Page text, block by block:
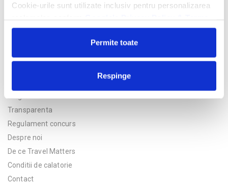
Cookie-urile sunt utilizate inclusiv pentru personalizarea
Permite toate
Respinge
Transparenta
Regulament concurs
Despre noi
De ce Travel Matters
Conditii de calatorie
Contact